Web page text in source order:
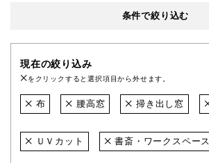
条件で絞り込む
現在の絞り込み
をクリックすると選択項目から外せます。
布 腰高窓 掃き出し窓
ＵＶカット 書斎・ワークスペース